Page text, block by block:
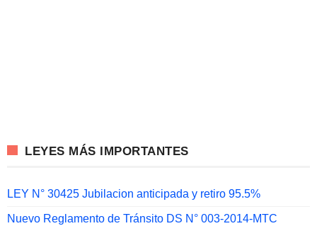
LEYES MÁS IMPORTANTES
LEY N° 30425 Jubilacion anticipada y retiro 95.5%
Nuevo Reglamento de Tránsito DS N° 003-2014-MTC